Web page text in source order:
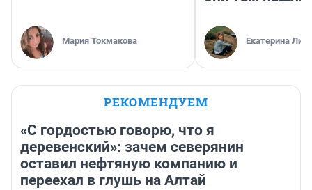
Мария Токмакова Екатерина
РЕКОМЕНДУЕМ
«С гордостью говорю, что я
деревенский»: зачем северянин
оставил нефтяную компанию и
переехал в глушь на Алтай